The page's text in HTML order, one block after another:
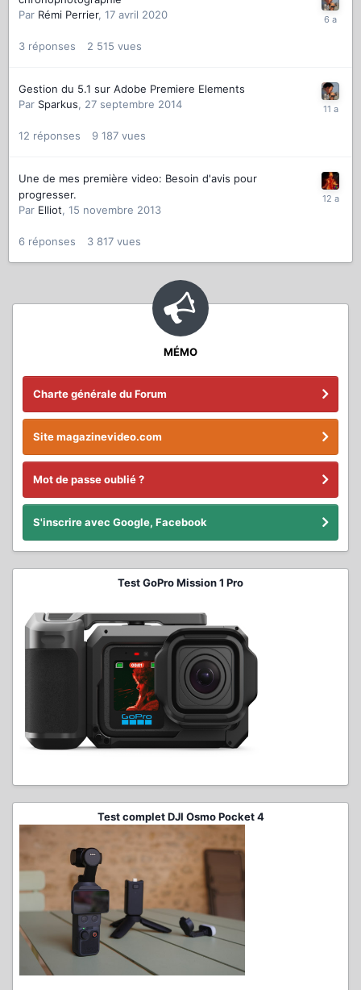
Par Rémi Perrier, 17 avril 2020
3 réponses 2 515 vues
Gestion du 5.1 sur Adobe Premiere Elements
Par Sparkus, 27 septembre 2014
12 réponses 9 187 vues
Une de mes première video: Besoin d'avis pour
progresser.
Par Elliot, 15 novembre 2013
6 réponses 3 817 vues
MÉMO
Charte générale du Forum
Site magazinevideo.com
Mot de passe oublié ?
S'inscrire avec Google, Facebook
Test GoPro Mission 1 Pro
Test complet DJI Osmo Pocket 4